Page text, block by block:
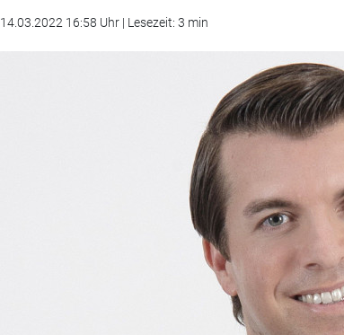
14.03.2022 16:58 Uhr | Lesezeit: 3 min